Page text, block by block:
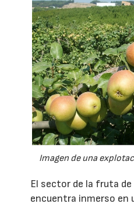
Imagen de una
El sector de la fruta
encuentra inmerso en